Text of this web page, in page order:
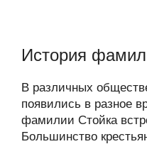
История
В различных
появились в разное
фамилии Стойка
Большинство